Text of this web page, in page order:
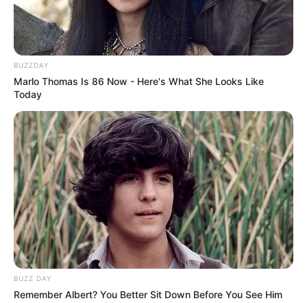
BUZZDAY
Marlo Thomas Is 86 Now - Here's What She Looks Like
Today
BUZZ DAY
Remember Albert? You Better Sit Down Before You See Him